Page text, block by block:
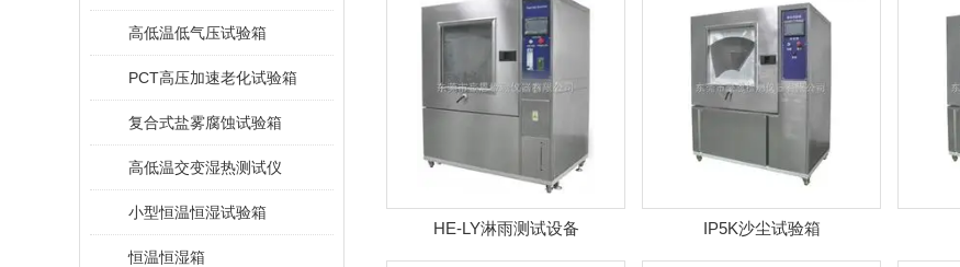
高低温低气压试验箱
PCT高压加速老化试验箱
复合式盐雾腐蚀试验箱
高低温交变湿热测试仪
小型恒温恒湿试验箱
恒温恒湿箱
HE-LY淋雨测试设备 IP5K沙尘试验箱